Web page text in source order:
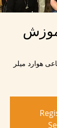
2022 آموزش
هوارد میلر